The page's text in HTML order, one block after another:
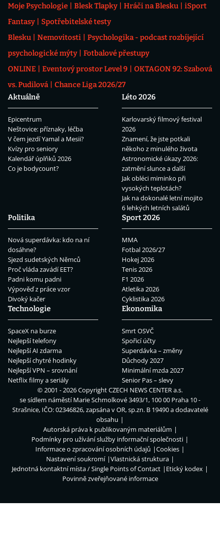
Moje Psychologie Blesk Tlapky Hráči na Blesku
iSport
Fantasy
Spotřebitelské testy
Blesku
Nemovitosti
Psychologika - podcast rozbíjející
psychologické mýty
Fotbalové přestupy
ONLINE
Eventový prostor Level 9
OKTAGON 92: Szabová
vs. Pudilová
Chance Liga 2026/27
Aktuálně
Epicentrum
Neštovice: příznaky, léčba
V čem jezdí Yamal a Mesii?
Kvízy pro seniory
Kalendář úplňků 2026
Co je bodycount?
Léto 2026
Karlovarský filmový festival
2026
Znamení, že jste potkali
někoho z minulého života
Astronomické úkazy 2026:
zatmění slunce a další
Jak obléci miminko při
vysokých teplotách?
Jak na dokonalé letní mojito
6 lehkých letních salátů
Politika
Nová superdávka: kdo na ní
dosáhne?
Sjezd sudetských Němců
Proč vláda zavádí EET?
Padni komu padni
Výpověď z práce vzor
Divoký kačer
Sport 2026
MMA
Fotbal 2026/27
Hokej 2026
Tenis 2026
F1 2026
Atletika 2026
Cyklistika 2026
Technologie
SpaceX na burze
Nejlepší telefony
Nejlepší AI zdarma
Nejlepší chytré hodinky
Nejlepší VPN – srovnání
Netflix filmy a seriály
Ekonomika
Smrt OSVČ
Spořicí účty
Superdávka – změny
Důchody 2027
Minimální mzda 2027
Senior Pas – slevy
© 2001 - 2026 CopyrightCZECH NEWS CENTER a.s.
se sídlem náměstí Marie Schmolkové 3493/1, 100 00 Praha 10 -
Strašnice, IČO: 02346826, zapsána v OR, sp.zn. B 19490 a dodavatelé
obsahu
Autorská práva k publikovaným materiálům
Podmínky pro užívání služby informační společnosti
Informace o zpracování osobních údajů
Cookies
Nastavení soukromí
Vlastnická struktura
Jednotná kontaktní místa / Single Points of Contact
Etický kodex
Povinně zveřejňované informace